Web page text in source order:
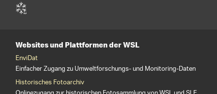
Websites und Plattformen der WSL
EnviDat
Einfacher Zugang zu Umweltforschungs- und Monitoring-Daten
Historisches Fotoarchiv